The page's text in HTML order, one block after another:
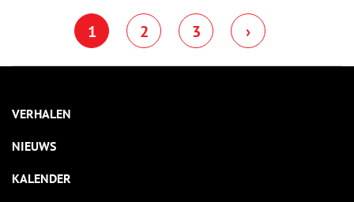
1 2 3 ›
VERHALEN
NIEUWS
KALENDER